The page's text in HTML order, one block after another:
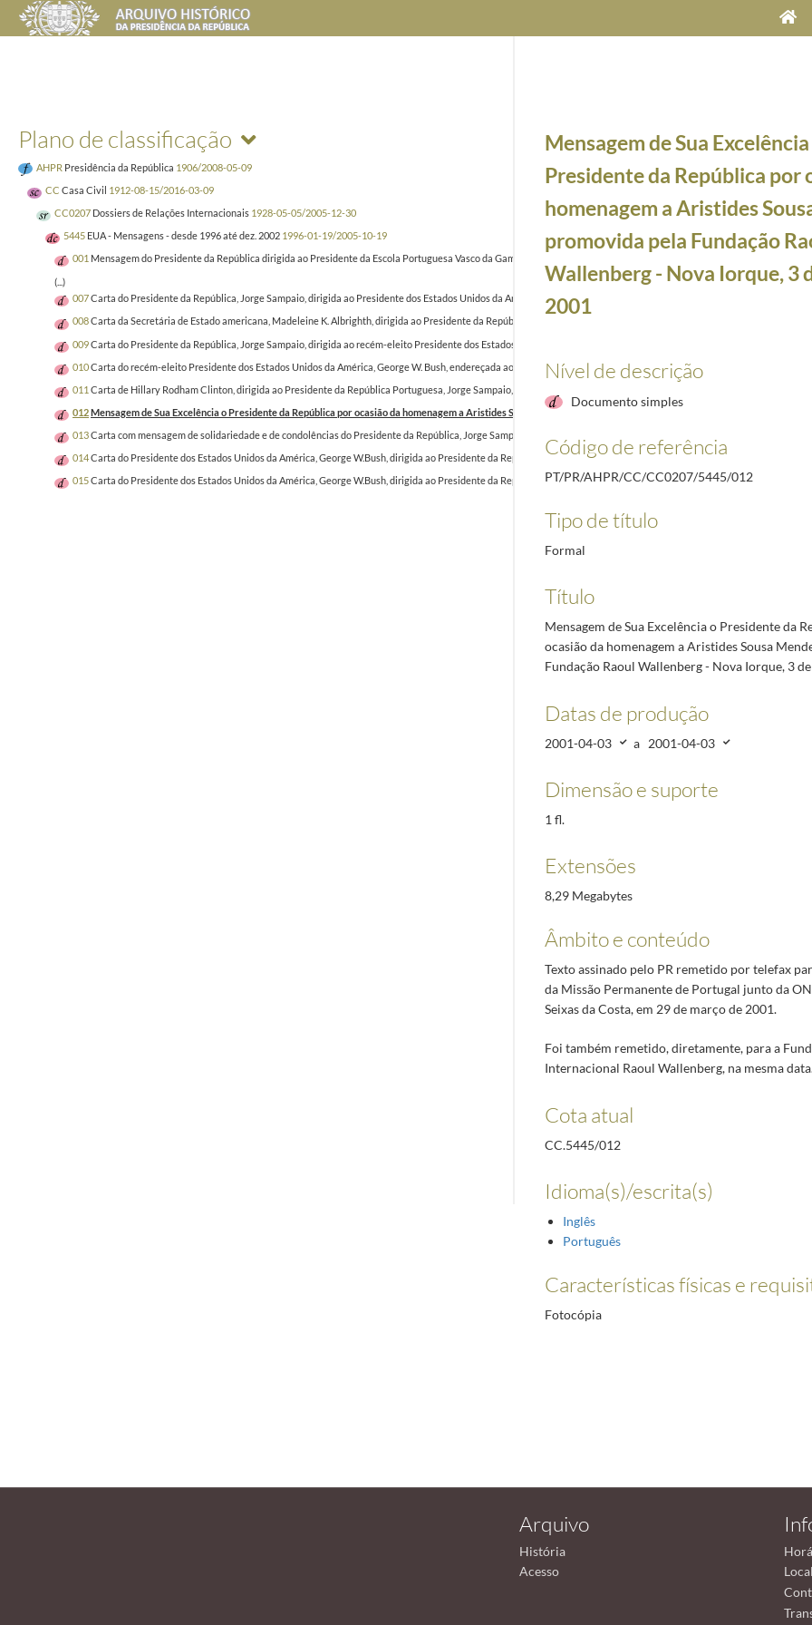
Plano de classificação
AHPR Presidência da República 1906/2008-05-09
CC Casa Civil 1912-08-15/2016-03-09
CC0207 Dossiers de Relações Internacionais 1928-05-05/2005-12-30
5445 EUA - Mensagens - desde 1996 até dez. 2002 1996-01-19/2005-10-19
001 Mensagem do Presidente da República dirigida ao Presidente da Escola Portuguesa Vasco da Gama, em Bridgeport, Connecticut, por ocasião da sua festa anual,
(...)
007Carta do Presidente da República, Jorge Sampaio, dirigida ao Presidente dos Estados Unidos da América, William J. Clinton, saudando-o por ocasião do 224.º
008Carta da Secretária de Estado americana, Madeleine K. Albrighth, dirigida ao Presidente da República Portuguesa, Jorge Sampaio, agradecendo a a hospitalidade
009Carta do Presidente da República, Jorge Sampaio, dirigida ao recém-eleito Presidente dos Estados Unidos da América, George W. Bush, felicitando-o na ocasião da
010Carta do recém-eleito Presidente dos Estados Unidos da América, George W. Bush, endereçada ao Presidente da República de Portugal, Jorge Sampaio,
011 Carta de Hillary Rodham Clinton, dirigida ao Presidente da República Portuguesa, Jorge Sampaio, agradecendo telegrama de felicitações que lhe foi endereçado
012Mensagem de Sua Excelência o Presidente da República por ocasião da homenagem a Aristides Sousa Mendes promovida pela Fundação Raoul Wallenberg - Nova
013Carta com mensagem de solidariedade e de condolências do Presidente da República, Jorge Sampaio, enviada ao Presidente dos Estados Unidos da América, por
014Carta do Presidente dos Estados Unidos da América, George W.Bush, dirigida ao Presidente da República Portuguesa, Jorge Sampaio, agradecendo, em seu nome
015Carta do Presidente dos Estados Unidos da América, George W.Bush, dirigida ao Presidente da República Portuguesa, Jorge Sampaio, agradecendo mensagem de
Mensagem de Sua
Presidente da República por
homenagem a Aristides
promovida pela Fundação
Wallenberg - Nova Iorque, 3
2001
Nível de descrição
Documento simples
Código de referência
PT/PR/AHPR/CC/CC0207/5445/012
Tipo de título
Formal
Título
Mensagem de Sua Excelência o Presidente da
ocasião da homenagem a Aristides Sousa
Fundação Raoul Wallenberg - Nova Iorque, 3
Datas de produção
2001-04-03 a 2001-04-03
Dimensão e suporte
1 fl.
Extensões
8,29 Megabytes
Âmbito e conteúdo
Texto assinado pelo PR remetido por telefax
da Missão Permanente de Portugal junto da
Seixas da Costa, em 29 de março de 2001.
Foi também remetido, diretamente, para a
Internacional Raoul Wallenberg, na mesma
Cota atual
CC.5445/012
Idioma(s)/escrita(s)
Inglês
Português
Características físicas e
Fotocópia
Arquivo
História
Acesso